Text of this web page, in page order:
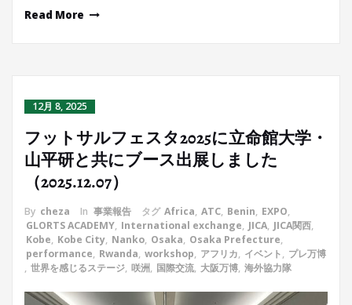
Read More
12月 8, 2025
フットサルフェスタ2025に立命館大学・
山平研と共にブース出展しました
（2025.12.07）
By cheza In 事業報告 タグ Africa, ATC, Benin, EXPO,
GLORTS ACADEMY, International exchange, JICA, JICA関西,
Kobe, Kobe City, Nanko, Osaka, Osaka Prefecture,
performance, Rwanda, workshop, アフリカ, イベント, プレ万博
, 世界を感じるステージ, 咲洲, 国際交流, 大阪万博, 海外協力隊